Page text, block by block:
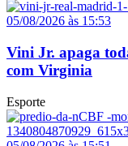
05/08/2026 às 15:53
Vini Jr. apaga
com Virginia
Esporte